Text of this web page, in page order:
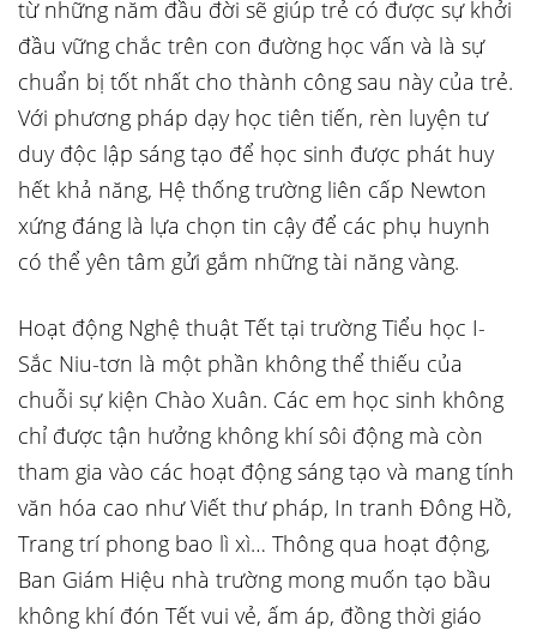
từ những năm đầu đời sẽ giúp trẻ có được sự khởi
đầu vững chắc trên con đường học vấn và là sự
chuẩn bị tốt nhất cho thành công sau này của trẻ.
Với phương pháp dạy học tiên tiến, rèn luyện tư
duy độc lập sáng tạo để học sinh được phát huy
hết khả năng, Hệ thống trường liên cấp Newton
xứng đáng là lựa chọn tin cậy để các phụ huynh
có thể yên tâm gửi gắm những tài năng vàng.
Hoạt động Nghệ thuật Tết tại trường Tiểu học I-
Sắc Niu-tơn là một phần không thể thiếu của
chuỗi sự kiện Chào Xuân. Các em học sinh không
chỉ được tận hưởng không khí sôi động mà còn
tham gia vào các hoạt động sáng tạo và mang tính
văn hóa cao như Viết thư pháp, In tranh Đông Hồ,
Trang trí phong bao lì xì… Thông qua hoạt động,
Ban Giám Hiệu nhà trường mong muốn tạo bầu
không khí đón Tết vui vẻ, ấm áp, đồng thời giáo